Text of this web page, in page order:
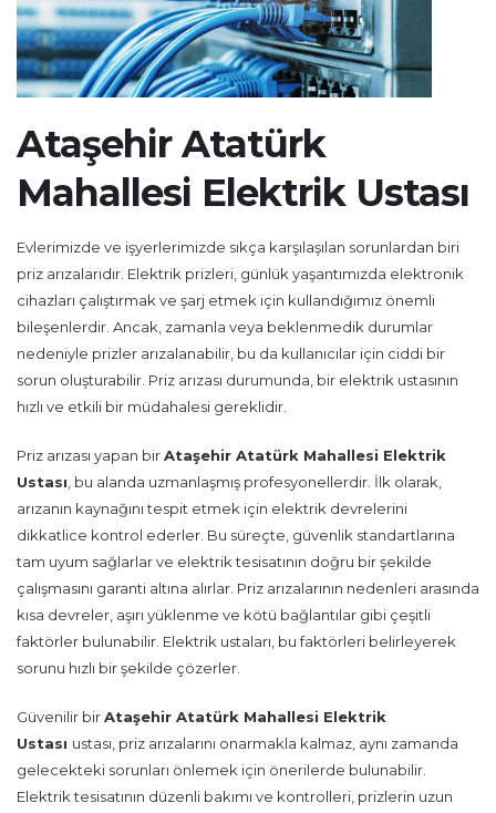
Ataşehir Atatürk
Mahallesi Elektrik Ustası
Evlerimizde ve işyerlerimizde sıkça karşılaşılan sorunlardan biri
priz arızalarıdır. Elektrik prizleri, günlük yaşantımızda elektronik
cihazları çalıştırmak ve şarj etmek için kullandığımız önemli
bileşenlerdir. Ancak, zamanla veya beklenmedik durumlar
nedeniyle prizler arızalanabilir, bu da kullanıcılar için ciddi bir
sorun oluşturabilir. Priz arızası durumunda, bir elektrik ustasının
hızlı ve etkili bir müdahalesi gereklidir.
Priz arızası yapan birAtaşehir Atatürk Mahallesi Elektrik
Ustası , bu alanda uzmanlaşmış profesyonellerdir. İlk olarak,
arızanın kaynağını tespit etmek için elektrik devrelerini
dikkatlice kontrol ederler. Bu süreçte, güvenlik standartlarına
tam uyum sağlarlar ve elektrik tesisatının doğru bir şekilde
çalışmasını garanti altına alırlar. Priz arızalarının nedenleri arasında
kısa devreler, aşırı yüklenme ve kötü bağlantılar gibi çeşitli
faktörler bulunabilir. Elektrik ustaları, bu faktörleri belirleyerek
sorunu hızlı bir şekilde çözerler.
Güvenilir birAtaşehir Atatürk Mahallesi Elektrik
Ustası ustası, priz arızalarını onarmakla kalmaz, aynı zamanda
gelecekteki sorunları önlemek için önerilerde bulunabilir.
Elektrik tesisatının düzenli bakımı ve kontrolleri, prizlerin uzun